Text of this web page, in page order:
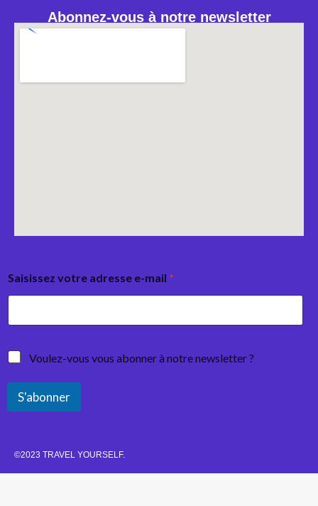
Abonnez-vous à notre newsletter
Saisissez votre adresse e-mail *
Voulez-vous vous abonner à notre newsletter ?
S'abonner
©2023 TRAVEL YOURSELF.